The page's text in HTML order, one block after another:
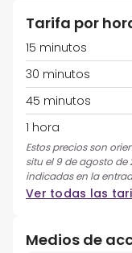
Tarifa por
15 minutos
30 minutos
45 minutos
1 hora
Estos precios son
situ el 9 de agosto de
indicadas en la
Ver todas las
Medios de